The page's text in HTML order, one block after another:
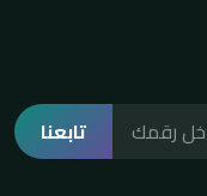
تابعنا